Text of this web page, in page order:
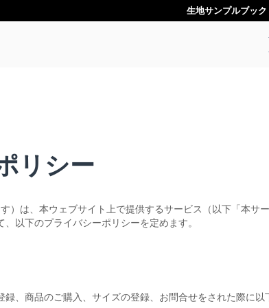
生地サンプルブッ
リシー
）は、本ウェブサイト上で提供するサービス（以下「本
以下のプライバシーポリシーを定めます。
、商品のご購入、サイズの登録、お問合せをされた際に